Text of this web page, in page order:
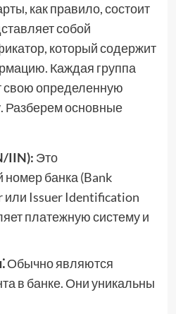
как правило, состоит
собой
который содержит
Каждая группа
свою определенную
Разберем основные
IIN): Это
банка (Bank
Issuer Identification
платежную систему и
Обычно являются
в банке. Они уникальны